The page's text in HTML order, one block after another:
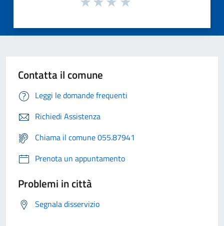
Contatta il comune
Leggi le domande frequenti
Richiedi Assistenza
Chiama il comune 055.87941
Prenota un appuntamento
Problemi in città
Segnala disservizio